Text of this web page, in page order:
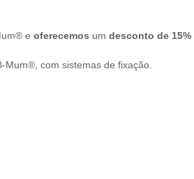
e oferecemos um desconto de 15%
Mum®, com sistemas de fixação.